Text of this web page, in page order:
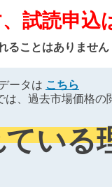
試読申込
ることはありません
ータは こちら
は、過去市場価格の
いる